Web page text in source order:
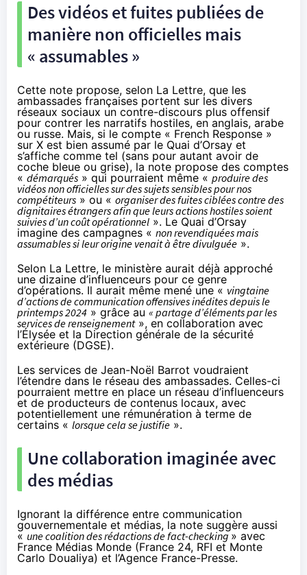
Des vidéos et fuites publiées de
manière non officielles mais
« assumables »
Cette note propose, selon La Lettre, que les
ambassades françaises portent sur les divers
réseaux sociaux un contre-discours plus offensif
pour contrer les narratifs hostiles, en anglais, arabe
ou russe. Mais, si le compte « French Response »
sur X est bien assumé par le Quai d’Orsay et
s’affiche comme tel (sans pour autant avoir de
coche bleue ou grise), la note propose des comptes
« démarqués » qui pourraient même « produire des
vidéos non officielles sur des sujets sensibles pour nos
compétiteurs » ou « organiser des fuites ciblées contre des
dignitaires étrangers afin que leurs actions hostiles soient
suivies d’un coût opérationnel ». Le Quai d’Orsay
imagine des campagnes « non revendiquées mais
assumables si leur origine venait à être divulguée ».
Selon La Lettre, le ministère aurait déjà approché
une dizaine d’influenceurs pour ce genre
d’opérations. Il aurait même mené une « vingtaine
d’actions de communication offensives inédites depuis le
printemps 2024 » grâce au « partage d’éléments par les
services de renseignement», en collaboration avec
l’Élysée et la Direction générale de la sécurité
extérieure (DGSE).
Les services de Jean-Noël Barrot voudraient
l’étendre dans le réseau des ambassades. Celles-ci
pourraient mettre en place un réseau d’influenceurs
et de producteurs de contenus locaux, avec
potentiellement une rémunération à terme de
certains « lorsque cela se justifie ».
Une collaboration imaginée avec
des médias
Ignorant la différence entre communication
gouvernementale et médias, la note suggère aussi
« une coalition des rédactions de fact-checking» avec
France Médias Monde (France 24, RFI et Monte
Carlo Doualiya) et l’Agence France-Presse.